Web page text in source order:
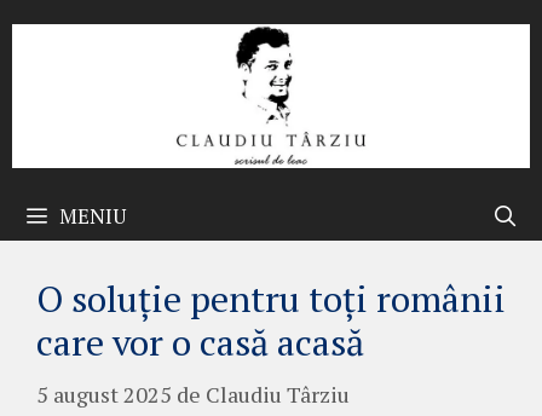
MENIU
O soluție pentru toți românii
care vor o casă acasă
5 august 2025 de Claudiu Târziu